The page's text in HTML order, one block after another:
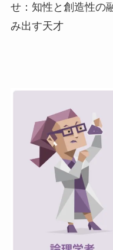
せ：知性と創造性の
み出す天才